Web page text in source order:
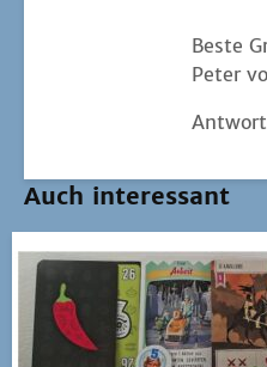
Bes­te
Peter
Auch interessant